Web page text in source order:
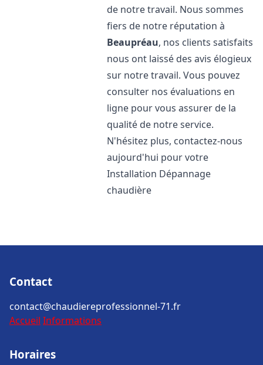
de notre travail. Nous sommes
fiers de notre réputation à
Beaupréau, nos clients satisfaits
nous ont laissé des avis élogieux
sur notre travail. Vous pouvez
consulter nos évaluations en
ligne pour vous assurer de la
qualité de notre service.
N'hésitez plus, contactez-nous
aujourd'hui pour votre
Installation Dépannage
chaudière
Contact
contact@chaudiereprofessionnel-71.fr
Accueil Informations
Horaires